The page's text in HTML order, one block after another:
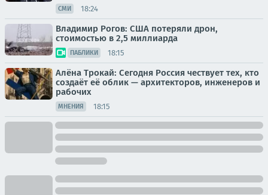
СМИ 18:24
Владимир Рогов: США потеряли дрон,
стоимостью в 2,5 миллиарда
ПАБЛИКИ 18:15
Алёна Трокай: Сегодня Россия чествует тех, кто
создаёт её облик — архитекторов, инженеров и
рабочих
МНЕНИЯ 18:15